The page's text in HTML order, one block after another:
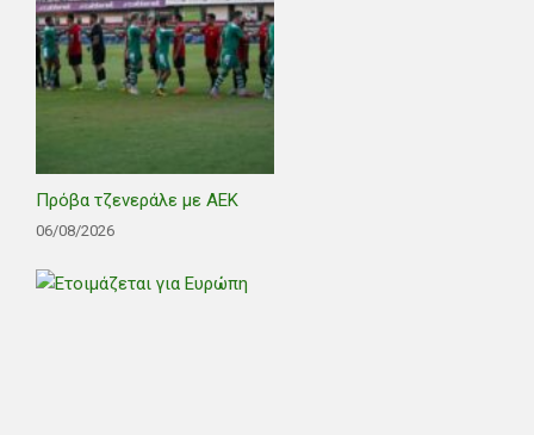
Πρόβα τζενεράλε με ΑΕΚ
06/08/2026